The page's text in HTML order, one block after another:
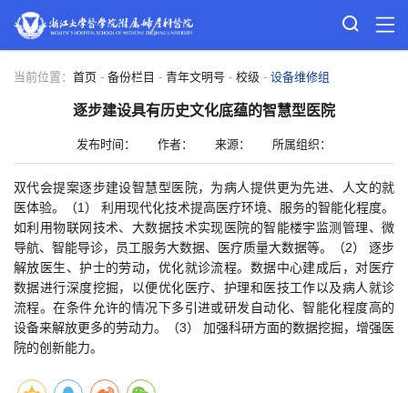
当前位置： 首页 - 备份栏目 - 青年文明号 - 校级 - 设备维修组
逐步建设具有历史文化底蕴的智慧型医院
发布时间： 作者： 来源： 所属组织：
双代会提案逐步建设智慧型医院，为病人提供更为先进、人文的就
医体验。（1） 利用现代化技术提高医疗环境、服务的智能化程度。
如利用物联网技术、大数据技术实现医院的智能楼宇监测管理、微
导航、智能导诊，员工服务大数据、医疗质量大数据等。（2） 逐步
解放医生、护士的劳动，优化就诊流程。数据中心建成后，对医疗
数据进行深度挖掘，以便优化医疗、护理和医技工作以及病人就诊
流程。在条件允许的情况下多引进或研发自动化、智能化程度高的
设备来解放更多的劳动力。（3） 加强科研方面的数据挖掘，增强医
院的创新能力。